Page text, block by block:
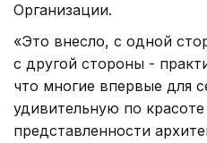
Организации.
«Это внесло, с одной
с другой стороны -
что многие впервые для
удивительную по
представленности